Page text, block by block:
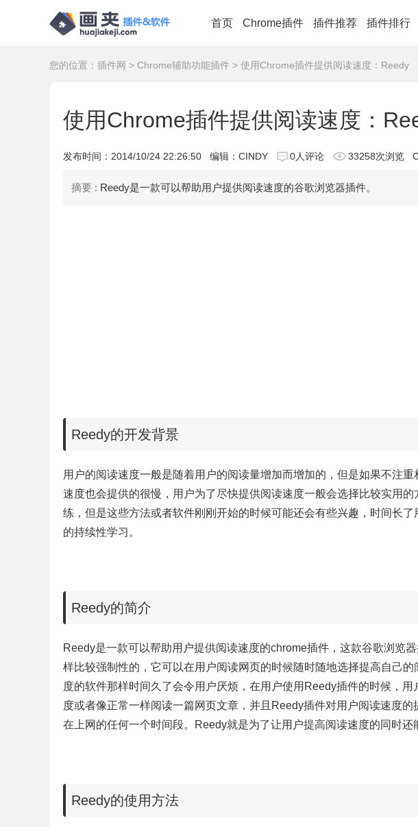
首页 Chrome插件 插件推荐 插件排行
您的位置： 插件网 > Chrome辅助功能插件 > 使用Chrome插件提供阅读速度：Reedy
使用Chrome插件提供阅读速度：
发布时间： 2014/10/24 22:26:50 编辑：CINDY 0人评论 33258次浏览
摘要 : Reedy是一款可以帮助用户提供阅读速度的谷歌浏览器插件。
Reedy的开发背景
用户的阅读速度一般是随着用户的阅读量增加而增加的，但是如果不注
速度也会提供的很慢，用户为了尽快提供阅读速度一般会选择比较实用的
练，但是这些方法或者软件刚刚开始的时候可能还会有些兴趣，时间长
的持续性学习。
Reedy的简介
Reedy是一款可以帮助用户提供阅读速度的chrome插件，这款谷歌浏览
样比较强制性的，它可以在用户阅读网页的时候随时随地选择提高自己
度的软件那样时间久了会令用户厌烦，在用户使用Reedy插件的时候，
度或者像正常一样阅读一篇网页文章，并且Reedy插件对用户阅读速度
在上网的任何一个时间段。Reedy就是为了让用户提高阅读速度的同时还
Reedy的使用方法